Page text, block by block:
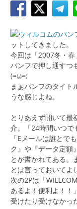
ットしてきました。
今回は「2007冬・
パンフで押し通すつ
(=ω=;
まぁパンフのタイト
うな感じよね。
とりあえず開いて最
介。「24時間いつで
「Eメールは誰とで
ク』や『データ定額
とが書かれてある。
とは言っておいてよ
次の2Pは「
あるよ！便利よ！！
受けたり受けなかっ